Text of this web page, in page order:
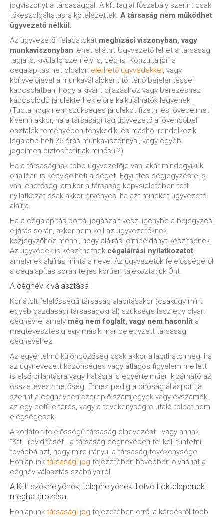
jogviszonyt a társasággal. A kft tagjai főszabály szerint csak
tőkeszolgáltatásra kötelezettek. A társaság nem működhet
ügyvezető nélkül.
Az ügyvezetői feladatokat megbízási viszonyban, vagy
munkaviszonyban lehet ellátni. Ügyvezető lehet a társaság
tagja is, kívülálló személy is, cég is. Konzultáljon a
cegalapitas.net oldalon elérhető ügyvédekkel, vagy
könyvelőjével a munkavállalóként történő bejelentéssel
kapcsolatban, hogy a kívánt díjazáshoz vagy bérezéshez
kapcsolódó járulékterhek előre kalkulálhatók legyenek.
(Tudta hogy nem szükséges járulékot fizetni és jövedelmet
kivenni akkor, ha a társasági tag ügyvezető a jövendőbeli
osztalék reményében ténykedik, és máshol rendelkezik
legalább heti 36 órás munkaviszonnyal, vagy egyéb
jogcímen biztosítottnak minősül?)
Ha a társaságnak több ügyvezetője van, akár mindegyikük
önállóan is képviselheti a céget. Együttes cégjegyzésre is
van lehetőség, amikor a társaság képvsieletében tett
nyilatkozat csak akkor érvényes, ha azt mindkét ügyvezető
aláírja.
Ha a cégalapítás portál jogászait veszi igénybe a bejegyzési
eljárás során, akkor nem kell az ügyvezetőknek
közjegyzőhöz menni, hogy aláírási címpéldányt készítsenek.
Az ügyvédek is készíthetnek cégaláírási nyilatkozatot,
amelynek aláírás minta a neve. Az ügyvezetők felelősségéről
a cégalapítás során teljes körűen tájékoztatjuk Önt.
A cégnév kiválasztása
Korlátolt felelősségű társaság alapításakor (csakúgy mint
egyéb gazdasági társaságoknál) szüksége lesz egy olyan
cégnévre, amely még nem foglalt, vagy nem hasonlít a
megtévesztésig egy másik már bejegyzett társaság
cégnevéhez.
Az egyértelmű különbözőség csak akkor állapítható meg, ha
az úgynevezett közönséges vagy átlagos figyelem mellett
is első pillantásra vagy hallásra is egyértelműen kizárható az
összetéveszthetőség. Ehhez pedig a bíróság álláspontja
szerint a cégnévben szereplő számjegyek vagy évszámok,
az egy betű eltérés, vagy a tevékenységre utaló toldat nem
elégségesek.
A korlátolt felelősségű társaság elnevezést - vagy annak
"Kft." rövidítését - a társaság cégnevében fel kell tüntetni,
továbbá azt, hogy mire irányul a társaság tevékenysége.
Honlapunk társasági jog fejezetében bővebben olvashat a
cégnév választás szabályairól.
A Kft. székhelyének, telephelyének illetve fióktelepének
meghatározása
Honlapunk társasági jog fejezetében erről a kérdésről több